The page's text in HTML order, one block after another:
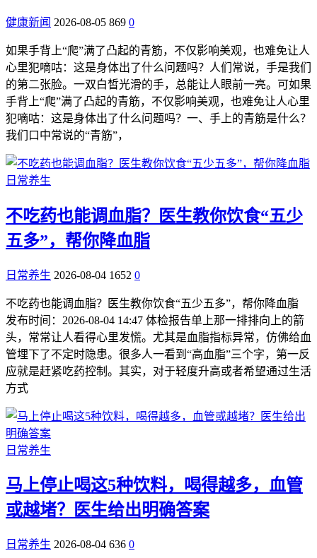
健康新闻 2026-08-05 869 0
如果手背上“爬”满了凸起的青筋，不仅影响美观，也难免让人
心里犯嘀咕：这是身体出了什么问题吗？人们常说，手是我们
的第二张脸。一双白皙光滑的手，总能让人眼前一亮。可如果
手背上“爬”满了凸起的青筋，不仅影响美观，也难免让人心里
犯嘀咕：这是身体出了什么问题吗？一、手上的青筋是什么？
我们口中常说的“青筋”，
日常养生
​不吃药也能调血脂？医生教你饮食“五少
五多”，帮你降血脂
日常养生 2026-08-04 1652 0
​不吃药也能调血脂？医生教你饮食“五少五多”，帮你降血脂
发布时间：2026-08-04 14:47 体检报告单上那一排排向上的箭
头，常常让人看得心里发慌。尤其是血脂指标异常，仿佛给血
管埋下了不定时隐患。很多人一看到“高血脂”三个字，第一反
应就是赶紧吃药控制。其实，对于轻度升高或者希望通过生活
方式
日常养生
马上停止喝这5种饮料，喝得越多，血管
或越堵？医生给出明确答案
日常养生 2026-08-04 636 0